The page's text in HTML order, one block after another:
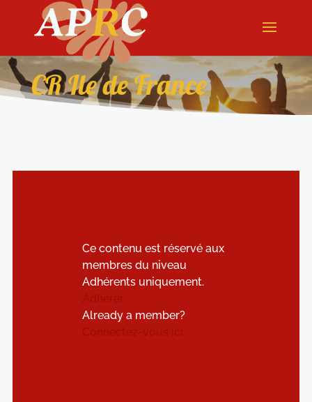
CR Ile de France
Ce contenu est réservé aux
membres du niveau
Adhérents uniquement.
Already a member?